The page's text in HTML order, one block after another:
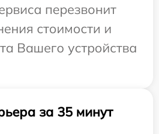
перезвонит
стоимости и
Вашего устройства
за 35 минут